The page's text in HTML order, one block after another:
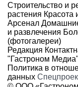
Строительство и
растения Красота
Арсенал
и развлечения
(фотогалереи)
Редакция
"Гастроном Медиа"
Политика в
данных